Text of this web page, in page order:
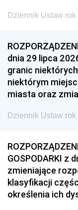
Dziennik Ustaw rok
dnia 29 lipca
granic
niektórym
miasta oraz
Dziennik Ustaw
GOSPODARKI z
zmieniające
klasyfikacji
określenia ich